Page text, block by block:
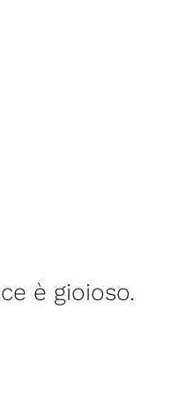
è gioioso.